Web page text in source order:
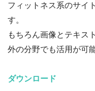
フィットネス系のサイ
す。
もちろん画像とテキス
外の分野でも活用が可
ダウンロード